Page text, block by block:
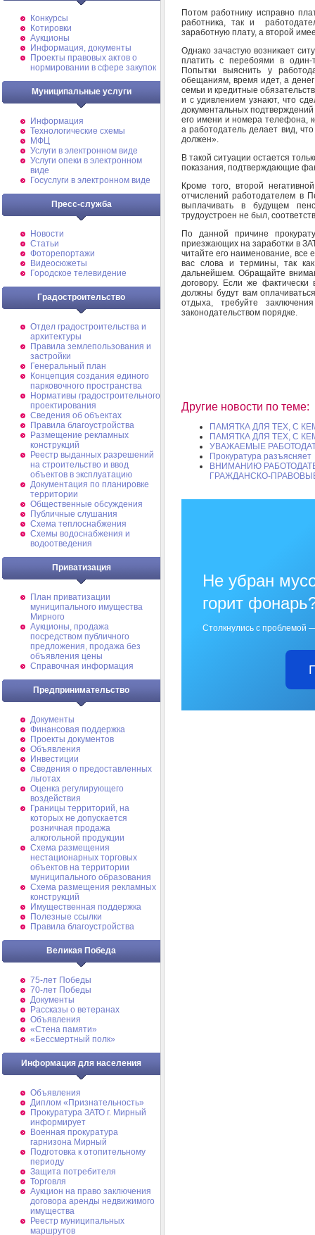
Конкурсы
Котировки
Аукционы
Информация, документы
Проекты правовых актов о
нормировании в сфере закупок
Муниципальные услуги
Информация
Технологические схемы
МФЦ
Услуги в электронном виде
Услуги опеки в электронном
виде
Госуслуги в электронном виде
Пресс-служба
Новости
Статьи
Фоторепортажи
Видеосюжеты
Городское телевидение
Градостроительство
Отдел градостроительства и
архитектуры
Правила землепользования и
застройки
Генеральный план
Концепция создания единого
парковочного пространства
Нормативы градостроительного
проектирования
Сведения об объектах
Правила благоустройства
Размещение рекламных
конструкций
Реестр выданных разрешений
на строительство и ввод
объектов в эксплуатацию
Документация по планировке
территории
Общественные обсуждения
Публичные слушания
Схема теплоснабжения
Схемы водоснабжения и
водоотведения
Приватизация
План приватизации
муниципального имущества
Мирного
Аукционы, продажа
посредством публичного
предложения, продажа без
объявления цены
Справочная информация
Предпринимательство
Документы
Финансовая поддержка
Проекты документов
Объявления
Инвестиции
Сведения о предоставленных
льготах
Оценка регулирующего
воздействия
Границы территорий, на
которых не допускается
розничная продажа
алкогольной продукции
Схема размещения
нестационарных торговых
объектов на территории
муниципального образования
Схема размещения рекламных
конструкций
Имущественная поддержка
Полезные ссылки
Правила благоустройства
Великая Победа
75-лет Победы
70-лет Победы
Документы
Рассказы о ветеранах
Объявления
«Стена памяти»
«Бессмертный полк»
Информация для населения
Объявления
Диплом «Признательность»
Прокуратура ЗАТО г. Мирный
информирует
Военная прокуратура
гарнизона Мирный
Подготовка к отопительному
периоду
Защита потребителя
Торговля
Аукцион на право заключения
договора аренды недвижимого
имущества
Реестр муниципальных
маршрутов
Потом работнику исправно
работника, так и
заработную плату, а второй
Однако зачастую возникает
платить с перебоями в
Попытки выяснить у
обещаниям, время идет, а
семьи и кредитные
и с удивлением узнают, что
документальных
его имени и номера телефона,
а работодатель делает вид,
должен».
В такой ситуации остается
показания, подтверждающие
Кроме того, второй
отчислений работодателем в
выплачивать в будущем
трудоустроен не был,
По данной причине
приезжающих на заработки в
читайте его наименование, все
вас слова и термины, так
дальнейшем. Обращайте
договору. Если же
должны будут вам
отдыха, требуйте
законодательством порядке.
Другие новости по теме:
ПАМЯТКА ДЛЯ ТЕХ, С
ПАМЯТКА ДЛЯ ТЕХ, С
УВАЖАЕМЫЕ
Прокуратура разъясняет
ВНИМАНИЮ
ГРАЖДАНСКО-
Не убран
горит
Столкнулись с проблемой